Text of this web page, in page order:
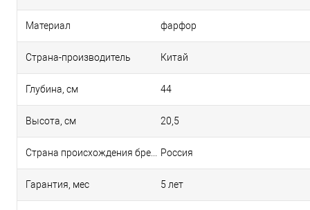
Материал фарфор
Страна-производитель Китай
Глубина, см 44
Высота, см 20,5
Россия
Гарантия, мес 5 лет